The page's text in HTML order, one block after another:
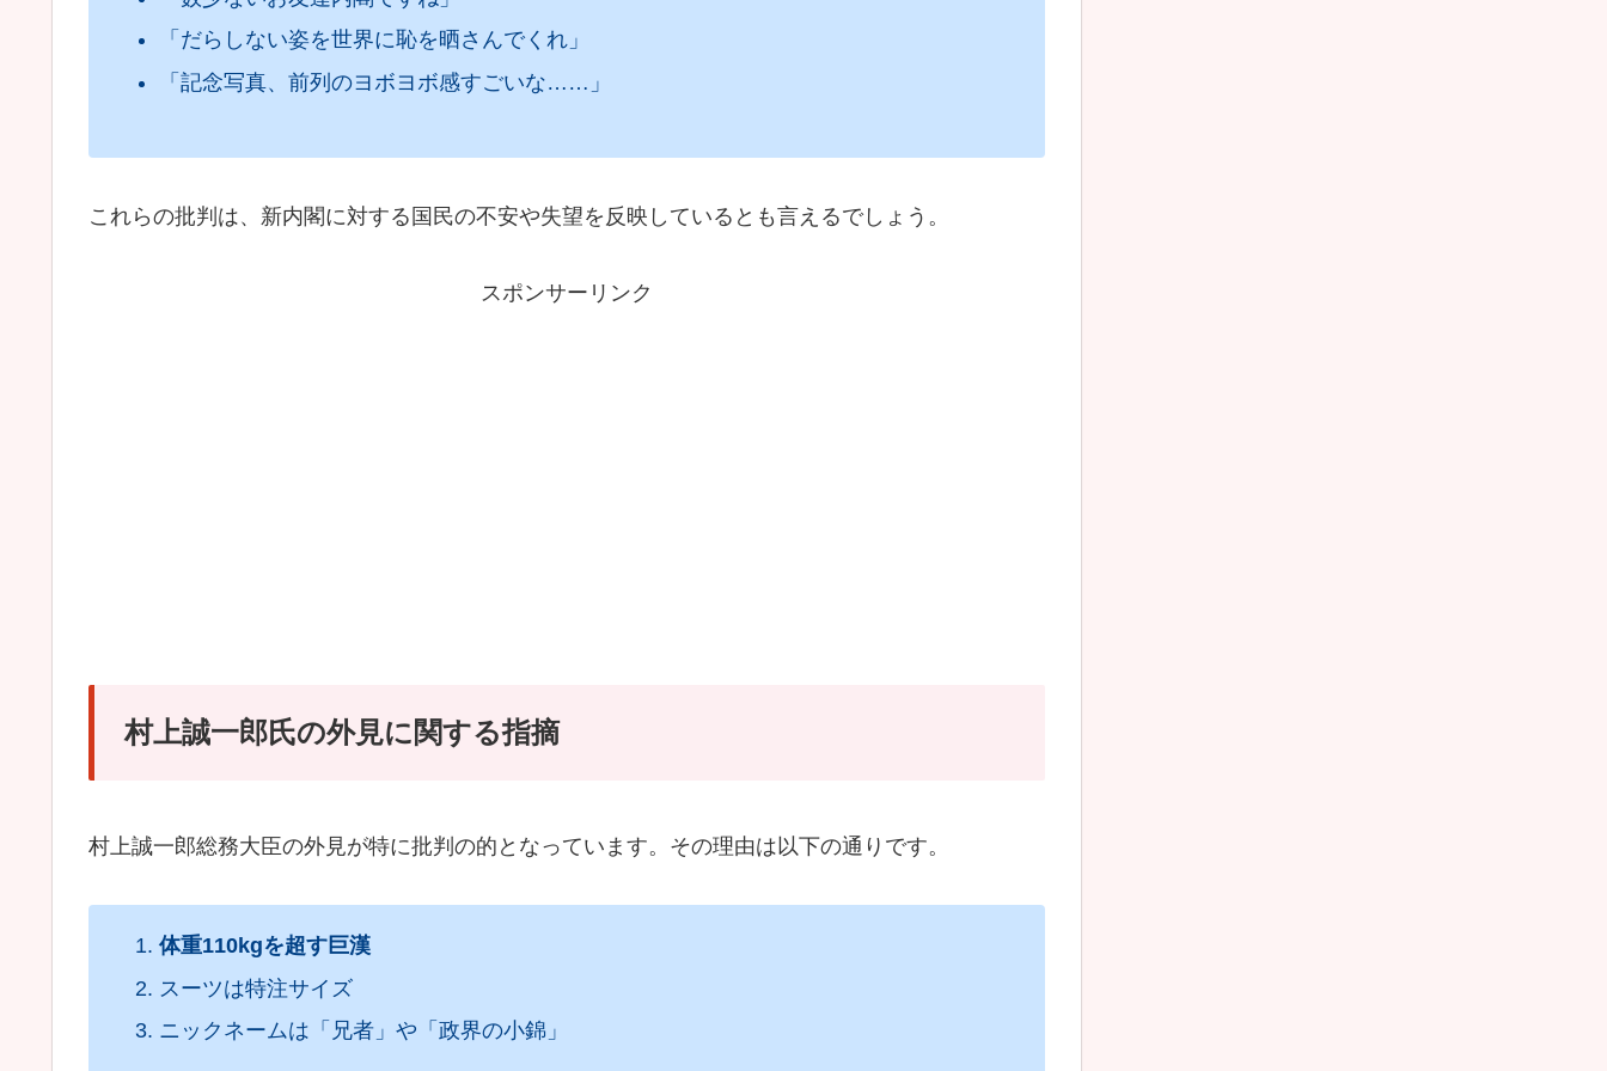
「だらしない姿を世界に恥を晒さんでくれ」
「記念写真、前列のヨボヨボ感すごいな……」
これらの批判は、新内閣に対する国民の不安や失望を反映しているとも言えるでしょう。
スポンサーリンク
村上誠一郎氏の外見に関する指摘
村上誠一郎総務大臣の外見が特に批判の的となっています。その理由は以下の通りです。
体重110kgを超す巨漢
スーツは特注サイズ
ニックネームは「兄者」や「政界の小錦」